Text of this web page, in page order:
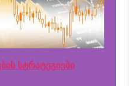
სტრატეგიები